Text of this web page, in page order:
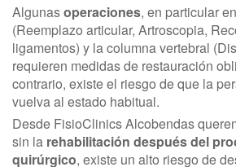
Algunasoperaciones, en particular
(Reemplazo articular, Artroscopia,
ligamentos) y la columna vertebral
requieren medidas de restauración
contrario, existe el riesgo de que la
vuelva al estado habitual.
Desde FisioClinics Alcobendas
sin la rehabilitación después del
quirúrgico, existe un alto riesgo de